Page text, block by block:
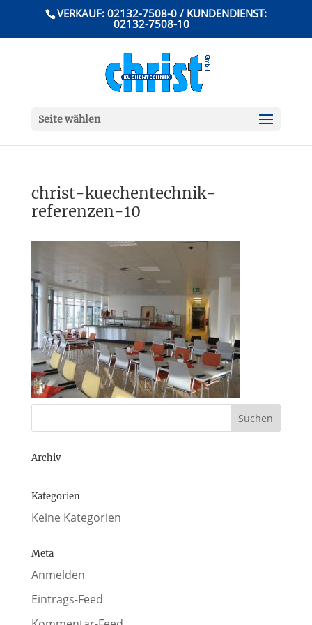
VERKAUF: 02132-7508-0 / KUNDENDIENST:
02132-7508-10
Seite wählen
christ-kuechentechnik-
referenzen-10
Archiv
Kategorien
Keine Kategorien
Meta
Anmelden
Eintrags-Feed